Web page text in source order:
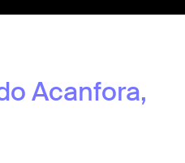
Acanfora,